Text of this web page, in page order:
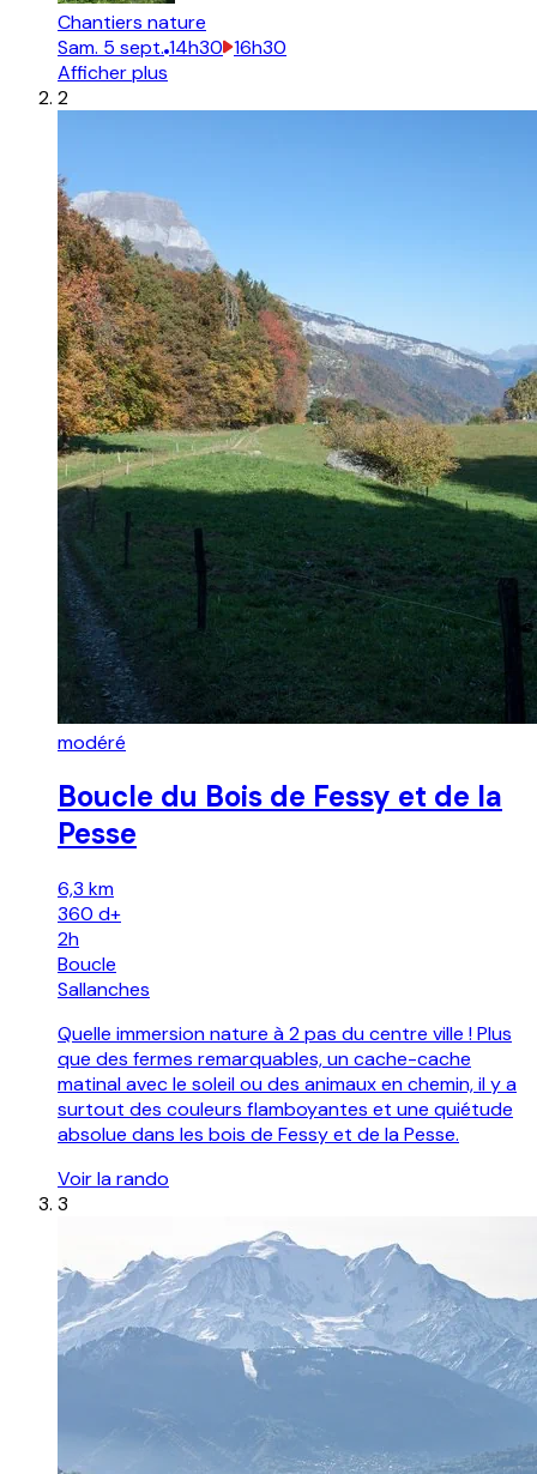
Chantiers nature
Sam. 5 sept. 14h30 16h30
Afficher plus
2
modéré
Boucle du Bois de Fessy et de la
Pesse
6,3 km
360 d+
2h
Boucle
Sallanches
Quelle immersion nature à 2 pas du centre ville ! Plus
que des fermes remarquables, un cache-cache
matinal avec le soleil ou des animaux en chemin, il y a
surtout des couleurs flamboyantes et une quiétude
absolue dans les bois de Fessy et de la Pesse.
Voir la rando
3